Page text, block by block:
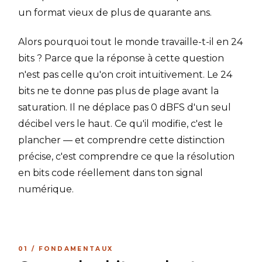
un format vieux de plus de quarante ans.
Alors pourquoi tout le monde travaille-t-il en 24
bits ? Parce que la réponse à cette question
n'est pas celle qu'on croit intuitivement. Le 24
bits ne te donne pas plus de plage avant la
saturation. Il ne déplace pas 0 dBFS d'un seul
décibel vers le haut. Ce qu'il modifie, c'est le
plancher — et comprendre cette distinction
précise, c'est comprendre ce que la résolution
en bits code réellement dans ton signal
numérique.
01 / FONDAMENTAUX